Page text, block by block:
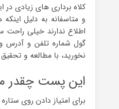
کلاه برداری های زیادی در
و متاسفانه به دلیل
اطلاع ندارند خیلی
گول شماره تلفن و
نخورید، با مطالعه و
این پست چقدر
برای امتیاز دادن روی